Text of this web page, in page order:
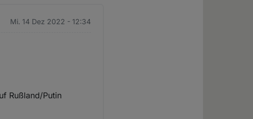
Mi. 14 Dez 2022 - 12:34
Rußland/Putin